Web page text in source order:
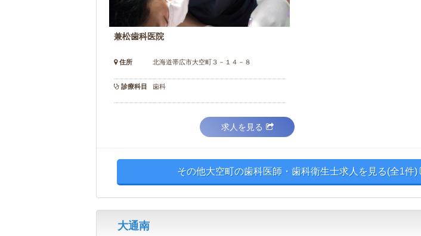
兼松歯科医院
住所 北海道帯広市大空町３－１４－８
診療科目 歯科
求人を見る
その他大空町の歯科医師・歯科衛生士求人を見る(全1件)
大通南